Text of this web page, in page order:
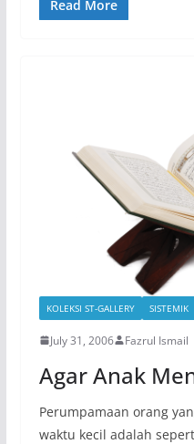
Read More
KOLEKSI ST-GALLERY SISTEMIK
July 31, 2006 Fazrul Ismail
Agar Anak
Perumpamaan orang
waktu kecil adalah